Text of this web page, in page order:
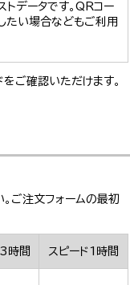
データです。QRコー
たい場合などもご利用
ご確認いただけます。
ご注文フォームの最初
時間 スピード1時間